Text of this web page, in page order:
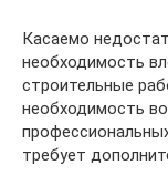
Касаемо
необходимость
строительные
необходимость
требует